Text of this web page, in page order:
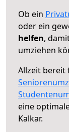
Ob ein
oder ein
helfen,
umziehen
Allzeit bereit
eine
Kalkar.